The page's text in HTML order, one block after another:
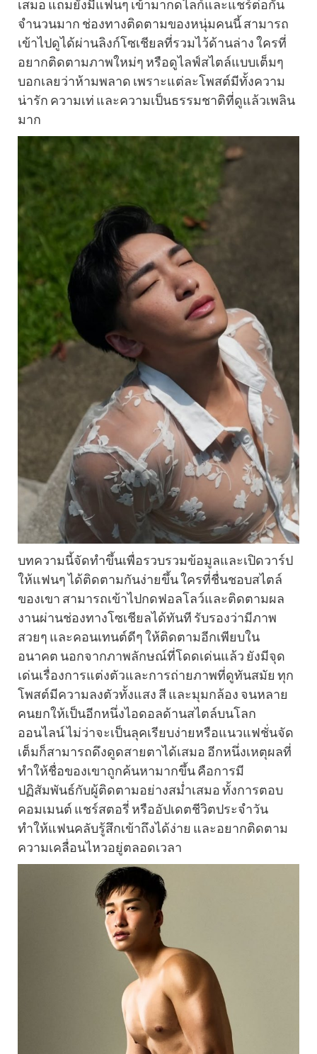
เสมอ แถมยังมีแฟนๆ เข้ามากดไลก์และแชร์ต่อกัน
จำนวนมาก ช่องทางติดตามของหนุ่มคนนี้ สามารถ
เข้าไปดูได้ผ่านลิงก์โซเชียลที่รวมไว้ด้านล่าง ใครที่
อยากติดตามภาพใหม่ๆ หรือดูไลฟ์สไตล์แบบเต็มๆ
บอกเลยว่าห้ามพลาด เพราะแต่ละโพสต์มีทั้งความ
น่ารัก ความเท่ และความเป็นธรรมชาติที่ดูแล้วเพลิน
มาก
บทความนี้จัดทำขึ้นเพื่อรวบรวมข้อมูลและเปิดวาร์ป
ให้แฟนๆ ได้ติดตามกันง่ายขึ้น ใครที่ชื่นชอบสไตล์
ของเขา สามารถเข้าไปกดฟอลโลว์และติดตามผล
งานผ่านช่องทางโซเชียลได้ทันที รับรองว่ามีภาพ
สวยๆ และคอนเทนต์ดีๆ ให้ติดตามอีกเพียบใน
อนาคต นอกจากภาพลักษณ์ที่โดดเด่นแล้ว ยังมีจุด
เด่นเรื่องการแต่งตัวและการถ่ายภาพที่ดูทันสมัย ทุก
โพสต์มีความลงตัวทั้งแสง สี และมุมกล้อง จนหลาย
คนยกให้เป็นอีกหนึ่งไอดอลด้านสไตล์บนโลก
ออนไลน์ ไม่ว่าจะเป็นลุคเรียบง่ายหรือแนวแฟชั่นจัด
เต็มก็สามารถดึงดูดสายตาได้เสมอ อีกหนึ่งเหตุผลที่
ทำให้ชื่อของเขาถูกค้นหามากขึ้น คือการมี
ปฏิสัมพันธ์กับผู้ติดตามอย่างสม่ำเสมอ ทั้งการตอบ
คอมเมนต์ แชร์สตอรี่ หรืออัปเดตชีวิตประจำวัน
ทำให้แฟนคลับรู้สึกเข้าถึงได้ง่าย และอยากติดตาม
ความเคลื่อนไหวอยู่ตลอดเวลา